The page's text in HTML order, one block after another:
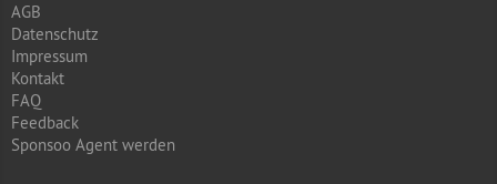
AGB
Datenschutz
Impressum
Kontakt
FAQ
Feedback
Sponsoo Agent werden